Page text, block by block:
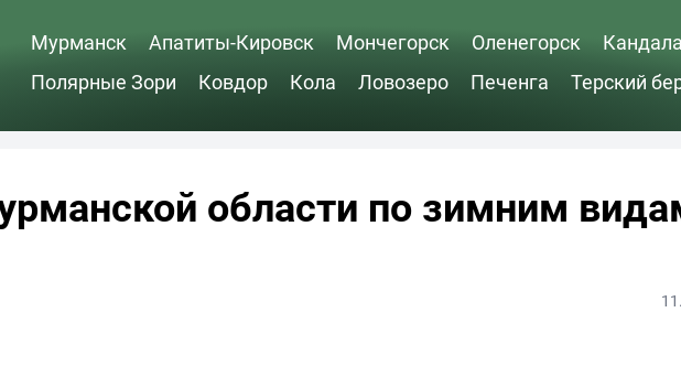
Мурманск Апатиты-Кировск Мончегорск Оленегорск
Полярные Зори
Ковдор Кола Ловозеро Печенга Терский
области по зимним